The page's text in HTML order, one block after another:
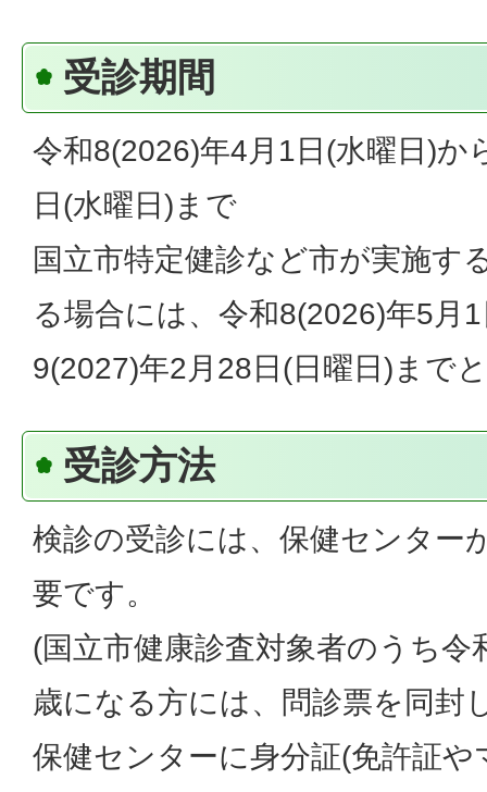
受診期間
令和8(2026)年4月1日(水曜日)か
日(水曜日)まで
国立市特定健診など市が実施す
る場合には、令和8(2026)年5月
9(2027)年2月28日(日曜日)まで
受診方法
検診の受診には、保健センター
要です。
(国立市健康診査対象者のうち令
歳になる方には、問診票を同封
保健センターに身分証(免許証